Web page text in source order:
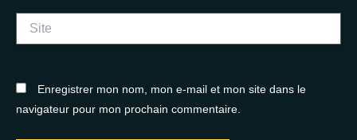
Enregistrer mon nom, mon e-mail et mon site dans le
navigateur pour mon prochain commentaire.